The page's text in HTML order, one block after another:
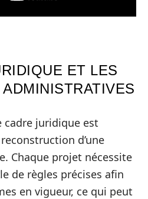
ET LES
cadre juridique est
d’une
Chaque projet nécessite
de règles précises afin
en vigueur, ce qui peut